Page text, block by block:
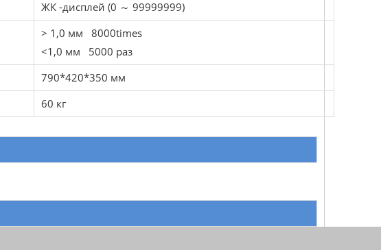
ЖК -дисплей (0 ～ 99999999)
> 1,0 мм 8000times
<1,0 мм 5000 раз
790*420*350 мм
60 кг